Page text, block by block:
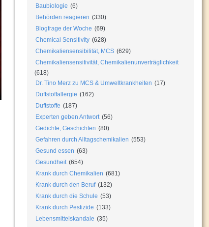
Baubiologie (6)
Behörden reagieren (330)
Blogfrage der Woche (69)
Chemical Sensitivity (628)
Chemikaliensensibilität, MCS (629)
Chemikaliensensitivität, Chemikalienunverträglichkeit
(618)
Dr. Tino Merz zu MCS & Umweltkrankheiten (17)
Duftstoffallergie (162)
Duftstoffe (187)
Experten geben Antwort (56)
Gedichte, Geschichten (80)
Gefahren durch Alltagschemikalien (553)
Gesund essen (63)
Gesundheit (654)
Krank durch Chemikalien (681)
Krank durch den Beruf (132)
Krank durch die Schule (53)
Krank durch Pestizide (133)
Lebensmittelskandale (35)